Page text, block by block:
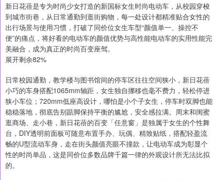
新日花蓓是专为时尚少女打造的新国标女生时尚电动车，从校园穿梭
到城市街巷，从日常通勤到逛街购物，每一处设计都精准贴合女性的
出行场景与使用习惯，打破了同价位女生车型“颜值单一、操控不
便”的痛点，将好看的电动车的颜值优势与高性能电动车的实用性能完
美融合，成为真正的时尚百变座驾。
展开剩余82%
日常校园通勤，教学楼与图书馆间的停车区往往空间狭小，新日花蓓
小巧的车身搭配1065mm轴距，女生独自挪移也毫不费力，轻松停进
狭小车位；720mm低座高设计，哪怕是小个子女生，停车时双脚也能
稳稳落地，彻底告别踮脚保持平衡的尴尬，安全感拉满。周末和闺蜜
逛商场、走小巷，新日花蓓的百变「任意窗」是独属于女生的个性舞
台，DIY透明前面板可随意布置手办、玩偶、精致贴纸，搭配轻盈流
畅的U型流动车身，走在街头颜值亮眼不撞款，让电动车成为彰显个
性的时尚单品，这是同价位多数品牌千篇一律的外观设计所无法比拟
的。